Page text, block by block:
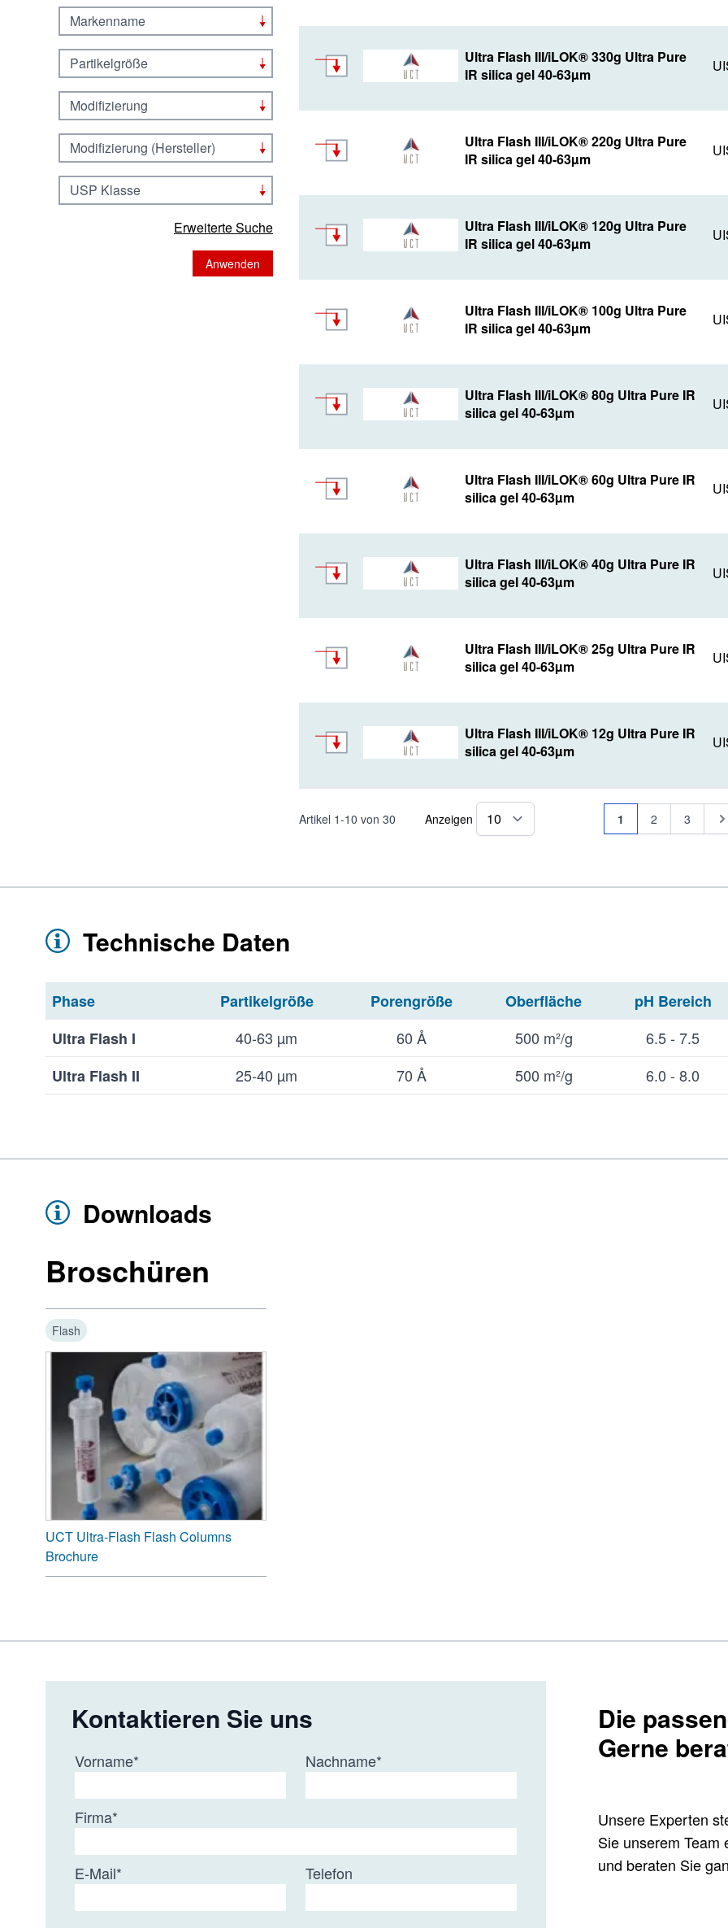
Markenname
Partikelgröße
Modifizierung
Modifizierung (Hersteller)
USP Klasse
Erweiterte Suche
Anwenden
Ultra Flash III/iLOK® 330g Ultra Pure
IR silica gel 40-63µm
Ultra Flash III/iLOK® 220g Ultra Pure
IR silica gel 40-63µm
Ultra Flash III/iLOK® 120g Ultra Pure
IR silica gel 40-63µm
Ultra Flash III/iLOK® 100g Ultra Pure
IR silica gel 40-63µm
Ultra Flash III/iLOK® 80g Ultra Pure IR
silica gel 40-63µm
Ultra Flash III/iLOK® 60g Ultra Pure IR
silica gel 40-63µm
Ultra Flash III/iLOK® 40g Ultra Pure IR
silica gel 40-63µm
Ultra Flash III/iLOK® 25g Ultra Pure IR
silica gel 40-63µm
Ultra Flash III/iLOK® 12g Ultra Pure IR
silica gel 40-63µm
Artikel 1-10 von 30 Seite
Sie lesen gerade
1 Seite
2 Seite
3
Anzeigen
pro Seite
Technische Daten
Phase Partikelgröße Porengröße Oberfläche pH Bereich
Ultra Flash I
40-63 µm 60 Å 500 m²/g 6.5 - 7.5
Ultra Flash II
25-40 µm 70 Å 500 m²/g 6.0 - 8.0
Downloads
Broschüren
Flash
UCT Ultra-Flash Flash Columns
Brochure
Kontaktieren Sie uns
Vorname* Nachname*
Firma*
E-Mail* Telefon
Die
Gerne
Unsere Experten
Sie unserem Team
und beraten Sie